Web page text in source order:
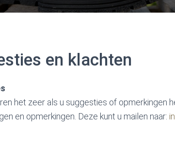
en klachten
het zeer als u suggesties of opmerkingen
en opmerkingen. Deze kunt u mailen naar: